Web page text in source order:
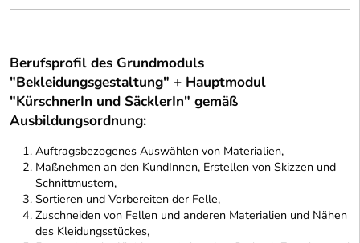
Berufsprofil des Grundmoduls
"Bekleidungsgestaltung" + Hauptmodul
"KürschnerIn und SäcklerIn" gemäß
Ausbildungsordnung:
Auftragsbezogenes Auswählen von Materialien,
Maßnehmen an den KundInnen, Erstellen von Skizzen und
Schnittmustern,
Sortieren und Vorbereiten der Felle,
Zuschneiden von Fellen und anderen Materialien und Nähen
des Kleidungsstückes,